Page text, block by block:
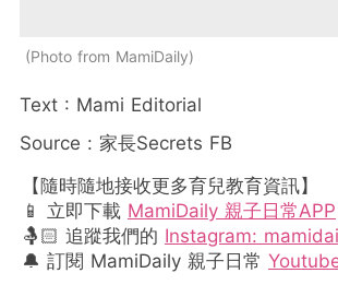
Photo from MamiDaily
Text : Mami Editorial
Source : 家長Secrets FB
【隨時隨地接收更多育兒教育資訊】
📱 立即下載 MamiDaily 親子日常APP
🤱🏻 追蹤我們的 Instagram:
🔔 訂閱 MamiDaily 親子日常